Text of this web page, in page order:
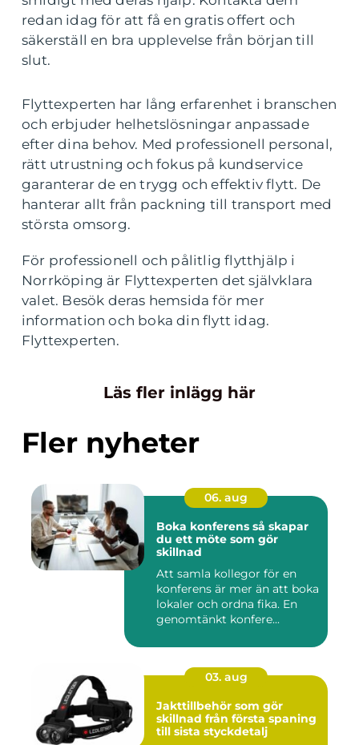
redan idag för att få en gratis offert och
säkerställ en bra upplevelse från början till
slut.
Flyttexperten har lång erfarenhet i branschen
och erbjuder helhetslösningar anpassade
efter dina behov. Med professionell personal,
rätt utrustning och fokus på kundservice
garanterar de en trygg och effektiv flytt. De
hanterar allt från packning till transport med
största omsorg.
För professionell och pålitlig flytthjälp i
Norrköping är Flyttexperten det självklara
valet. Besök deras hemsida för mer
information och boka din flytt idag.
Flyttexperten.
Läs fler inlägg här
Fler nyheter
06. aug
Boka konferens så skapar
du ett möte som gör
skillnad
Att samla kollegor för en
konferens är mer än att boka
lokaler och ordna fika. En
genomtänkt konfere...
03. aug
Jakttillbehör som gör
skillnad från första spaning
till sista styckdetalj